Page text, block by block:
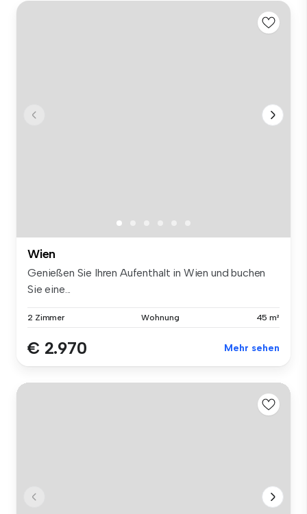
Wien
Genießen Sie Ihren Aufenthalt in Wien und buchen
Sie eine...
2 Zimmer Wohnung 45 m²
€ 2.970 Mehr sehen